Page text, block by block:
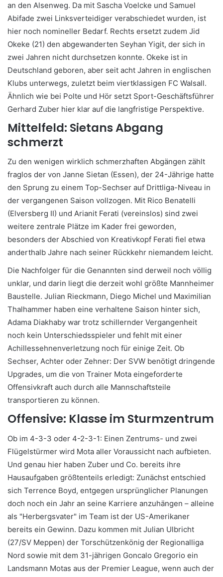
an den Alsenweg. Da mit Sascha Voelcke und Samuel
Abifade zwei Linksverteidiger verabschiedet wurden, ist
hier noch nomineller Bedarf. Rechts ersetzt zudem Jid
Okeke (21) den abgewanderten Seyhan Yigit, der sich in
zwei Jahren nicht durchsetzen konnte. Okeke ist in
Deutschland geboren, aber seit acht Jahren in englischen
Klubs unterwegs, zuletzt beim viertklassigen FC Walsall.
Ähnlich wie bei Polte und Hör setzt Sport-Geschäftsführer
Gerhard Zuber hier klar auf die langfristige Perspektive.
Mittelfeld: Sietans Abgang
schmerzt
Zu den wenigen wirklich schmerzhaften Abgängen zählt
fraglos der von Janne Sietan (Essen), der 24-Jährige hatte
den Sprung zu einem Top-Sechser auf Drittliga-Niveau in
der vergangenen Saison vollzogen. Mit Rico Benatelli
(Elversberg II) und Arianit Ferati (vereinslos) sind zwei
weitere zentrale Plätze im Kader frei geworden,
besonders der Abschied von Kreativkopf Ferati fiel etwa
anderthalb Jahre nach seiner Rückkehr niemandem leicht.
Die Nachfolger für die Genannten sind derweil noch völlig
unklar, und darin liegt die derzeit wohl größte Mannheimer
Baustelle. Julian Rieckmann, Diego Michel und Maximilian
Thalhammer haben eine verhaltene Saison hinter sich,
Adama Diakhaby war trotz schillernder Vergangenheit
noch kein Unterschiedsspieler und fehlt mit einer
Achillessehnenverletzung noch für einige Zeit. Ob
Sechser, Achter oder Zehner: Der SVW benötigt dringende
Upgrades, um die von Trainer Mota eingeforderte
Offensivkraft auch durch alle Mannschaftsteile
transportieren zu können.
Offensive: Klasse im Sturmzentrum
Ob im 4-3-3 oder 4-2-3-1: Einen Zentrums- und zwei
Flügelstürmer wird Mota aller Voraussicht nach aufbieten.
Und genau hier haben Zuber und Co. bereits ihre
Hausaufgaben größtenteils erledigt: Zunächst entschied
sich Terrence Boyd, entgegen ursprünglicher Planungen
doch noch ein Jahr an seine Karriere anzuhängen – alleine
als "Herbergsvater" im Team ist der US-Amerikaner
bereits ein Gewinn. Dazu kommen mit Julian Ulbricht
(27/SV Meppen) der Torschützenkönig der Regionalliga
Nord sowie mit dem 31-jährigen Goncalo Gregorio ein
Landsmann Motas aus der Premier League, wenn auch der